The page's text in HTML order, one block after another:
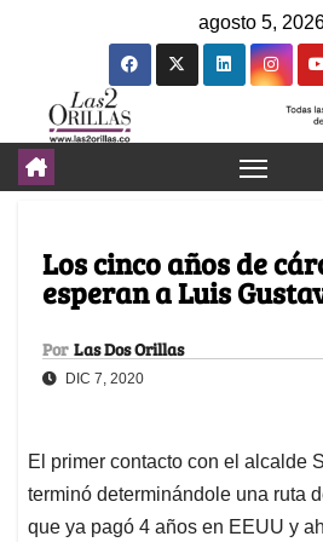
agosto 5,
Los cinco años de
esperan a Luis
Por Las Dos Orillas
DIC 7, 2020
El primer contacto con el alcalde
terminó determinándole una ruta
que ya pagó 4 años en EEUU y